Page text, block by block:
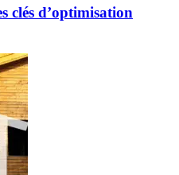
clés d’optimisation